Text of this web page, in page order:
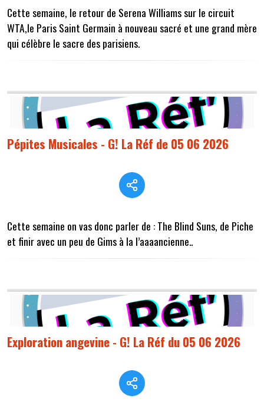
Cette semaine, le retour de Serena Williams sur le circuit
WTA,le Paris Saint Germain à nouveau sacré et une grand mère
qui célèbre le sacre des parisiens.
Pépites Musicales - G! La Réf de 05 06 2026
Cette semaine on vas donc parler de : The Blind Suns, de Piche
et finir avec un peu de Gims à la l’aaaancienne..
Exploration angevine - G! La Réf du 05 06 2026